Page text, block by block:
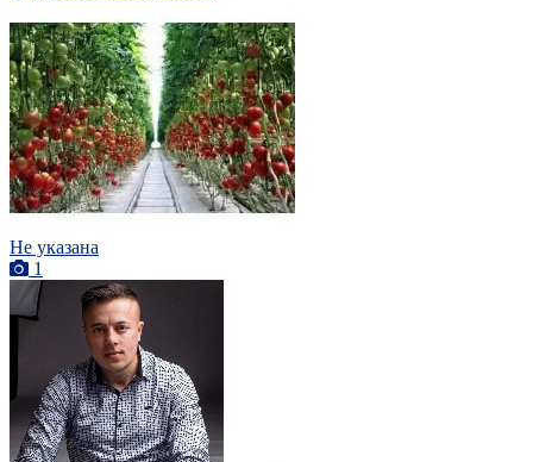
Не указана
1